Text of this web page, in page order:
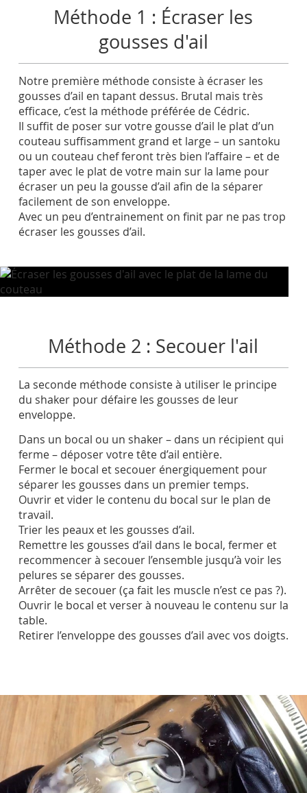
Méthode 1 : Écraser les
gousses d'ail
Notre première méthode consiste à écraser les
gousses d’ail en tapant dessus. Brutal mais très
efficace, c’est la méthode préférée de Cédric.
Il suffit de poser sur votre gousse d’ail le plat d’un
couteau suffisamment grand et large – un santoku
ou un couteau chef feront très bien l’affaire – et de
taper avec le plat de votre main sur la lame pour
écraser un peu la gousse d’ail afin de la séparer
facilement de son enveloppe.
Avec un peu d’entrainement on finit par ne pas trop
écraser les gousses d’ail.
Méthode 2 : Secouer l'ail
La seconde méthode consiste à utiliser le principe
du shaker pour défaire les gousses de leur
enveloppe.
Dans un bocal ou un shaker – dans un récipient qui
ferme – déposer votre tête d’ail entière.
Fermer le bocal et secouer énergiquement pour
séparer les gousses dans un premier temps.
Ouvrir et vider le contenu du bocal sur le plan de
travail.
Trier les peaux et les gousses d’ail.
Remettre les gousses d’ail dans le bocal, fermer et
recommencer à secouer l’ensemble jusqu’à voir les
pelures se séparer des gousses.
Arrêter de secouer (ça fait les muscle n’est ce pas ?).
Ouvrir le bocal et verser à nouveau le contenu sur la
table.
Retirer l’enveloppe des gousses d’ail avec vos doigts.